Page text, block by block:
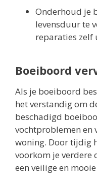
Onderhoud je
levensduur te
reparaties zelf
Boeiboord
Als je boeiboord
het verstandig om
beschadigd
vochtproblemen en
woning. Door tijdig
voorkom je verdere
een veilige en